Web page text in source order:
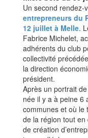
Un second rendez-
entrepreneurs du
12 juillet à Melle.
Fabrice Michelet,
adhérents du club
collectivité
la direction
président.
Après un portrait
née il y a à peine 6
communes et où le
de la région tout
de création